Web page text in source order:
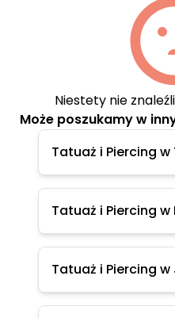
Niestety nie
Może poszukamy w
Tatuaż i Piercing w
Tatuaż i Piercing
Tatuaż i Piercing